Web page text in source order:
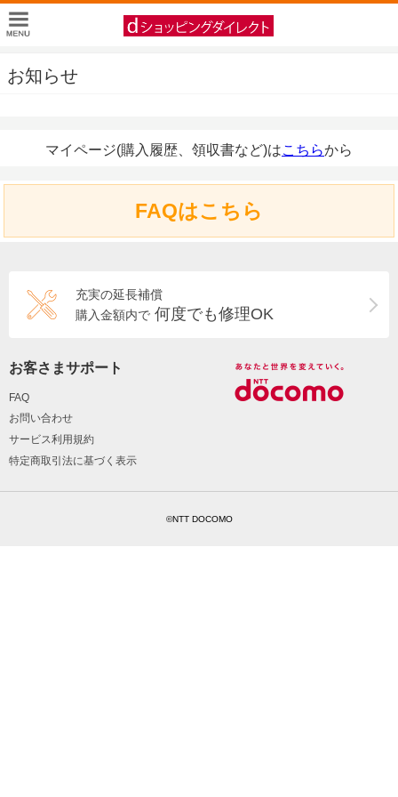
お知らせ
マイページ(購入履歴、領収書など)はこちらから
FAQはこちら
充実の延長補償
購入金額内で 何度でも修理OK
お客さまサポート
FAQ
お問い合わせ
サービス利用規約
特定商取引法に基づく表示
©NTT DOCOMO